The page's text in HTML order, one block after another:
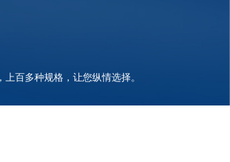
百多种规格，让您纵情选择。